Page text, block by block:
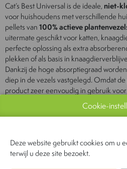
Cat’s Best Universal is de ideale, niet-
voor huishoudens met verschillende
pellets van100% actieve
uitermate geschikt voor katten,
perfecte oplossing als extra
plekken of als basis in
Dankzij de hoge absorptiegraad
diep in de vezels vastgelegd. Omdat
product zeer eenvoudig in gebruik
verversing van het verblijf.
De voordelen op een rij:
Extreem absorberend:
Cookie-
Deze website gebruikt cookies om u
terwijl u deze site bezoekt.